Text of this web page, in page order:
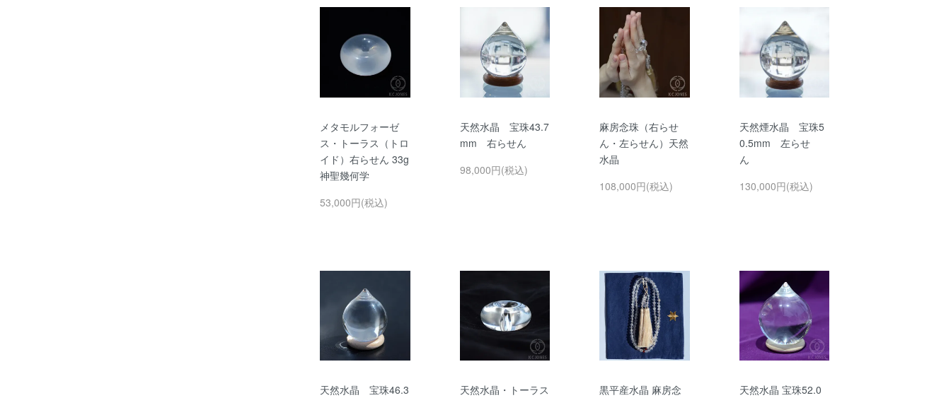
メタモルフォーゼ
ス・トーラス（トロ
イド）右らせん 33g
神聖幾何学
53,000円(税込)
天然水晶 宝珠43.7
mm 右らせん
98,000円(税込)
麻房念珠（右らせ
ん・左らせん）天然
水晶
108,000円(税込)
天然煙水晶 宝珠5
0.5mm 左らせ
ん
130,000円(税込)
天然水晶 宝珠46.3
天然水晶・トーラス
黒平産水晶 麻房念
天然水晶 宝珠52.0